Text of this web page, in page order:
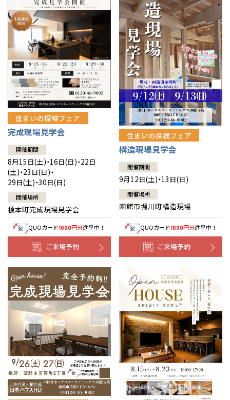
木材調達指針
グループ会社紹介
CMギャラリー
採用情報
住まいの探検フェア
完成現場見学会
開催期間
8月15日(土)・16日(日)・22日
(土)・23日(日)・
29日(土)・30日(日)
開催場所
榎本町完成現場見学会
QUOカード1000円分進呈中！
ご来場予約
住まいの探検フェア
構造現場見学会
開催期間
9月12日(土)・13日(日)
開催場所
函館市堀川町構造現場
QUOカード1000円分進呈中！
ご来場予約